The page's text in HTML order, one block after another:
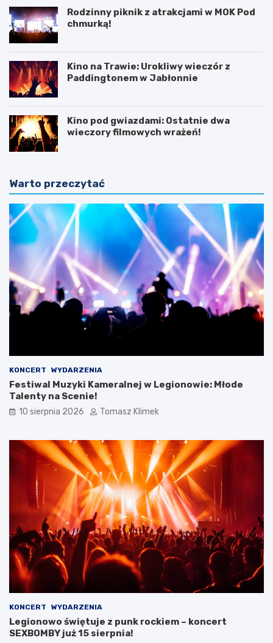
Rodzinny piknik z atrakcjami w MOK Pod
chmurką!
Kino na Trawie: Urokliwy wieczór z
Paddingtonem w Jabłonnie
Kino pod gwiazdami: Ostatnie dwa
wieczory filmowych wrażeń!
Warto przeczytać
KONCERT WYDARZENIA
Festiwal Muzyki Kameralnej w Legionowie: Młode
Talenty na Scenie!
10 sierpnia 2026 Tomasz Klimek
KONCERT WYDARZENIA
Legionowo świętuje z punk rockiem – koncert
SEXBOMBY już 15 sierpnia!